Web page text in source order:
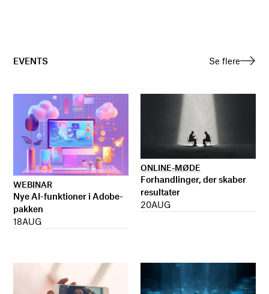
EVENTS Se flere
WEBINAR
Nye AI-funktioner i Adobe-
pakken
18AUG
ONLINE-MØDE
Forhandlinger, der skaber
resultater
20AUG